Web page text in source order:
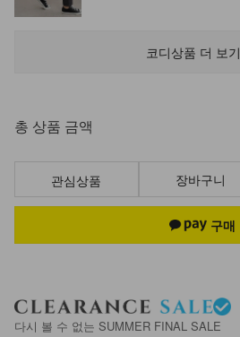
DM22-AC-08/컬러 비즈 팔찌
10,900
코디상품 더 보기
총 상품 금액
관심상품 장바구니
다시 볼 수 없는 SUMMER FINAL SALE